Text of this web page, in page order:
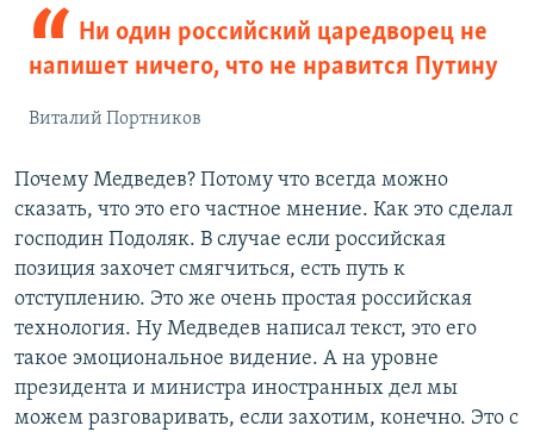
Ни один российский царедворец не
напишет ничего, что не нравится Путину
Виталий Портников
Почему Медведев? Потому что всегда можно
сказать, что это его частное мнение. Как это сделал
господин Подоляк. В случае если российская
позиция захочет смягчиться, есть путь к
отступлению. Это же очень простая российская
технология. Ну Медведев написал текст, это его
такое эмоциональное видение. А на уровне
президента и министра иностранных дел мы
можем разговаривать, если захотим, конечно. Это с